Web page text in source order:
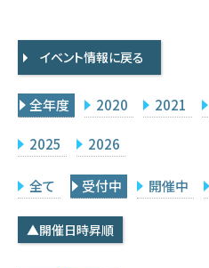
採択研究・報告書一覧
イベント情報
研究代表者専用
学内専用
イベント情報に戻る
全年度 2020 2021
2025 2026
全て 受付中 開催中
▲開催日時昇順